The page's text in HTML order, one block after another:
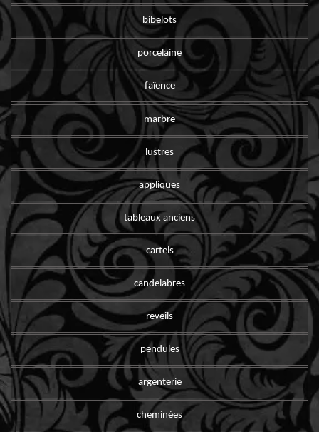
bibelots
porcelaine
faïence
marbre
lustres
appliques
tableaux anciens
cartels
candelabres
reveils
pendules
argenterie
cheminées